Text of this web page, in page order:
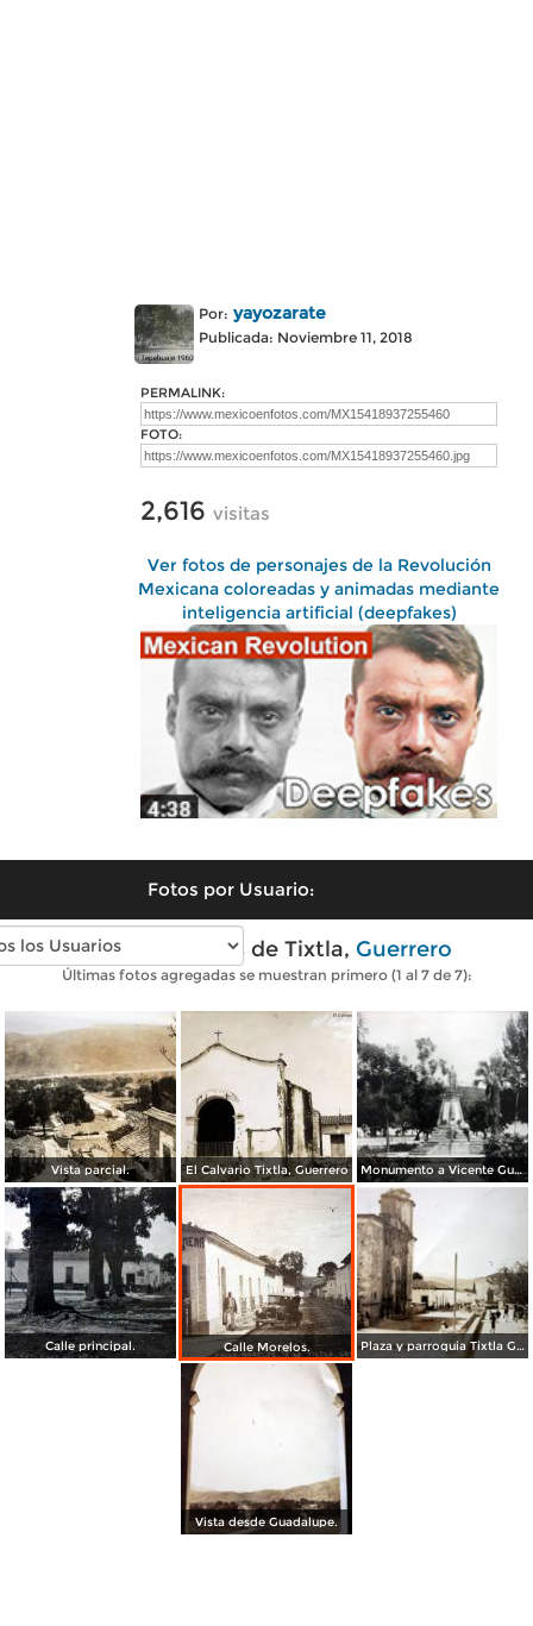
Por: yayozarate
Publicada: Noviembre 11, 2018
PERMALINK:
FOTO:
2,616 visitas
Ver fotos de personajes de la Revolución
Mexicana coloreadas y animadas mediante
inteligencia artificial (deepfakes)
Fotos por Usuario:
Fotos antiguas de Tixtla, Guerrero
Últimas fotos agregadas se muestran primero (1 al 7 de 7):
Vista parcial. El Calvario Tixtla, Guerrero Monumento a Vicente Guerrero en Tixtla, Guerrero.
Calle principal. Calle Morelos. Plaza y parroquia Tixtla Guerrero
Vista desde Guadalupe.